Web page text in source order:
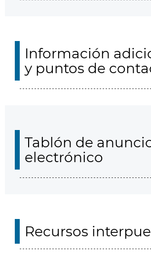
Información
y puntos de
Tablón de
electrónico
Recursos